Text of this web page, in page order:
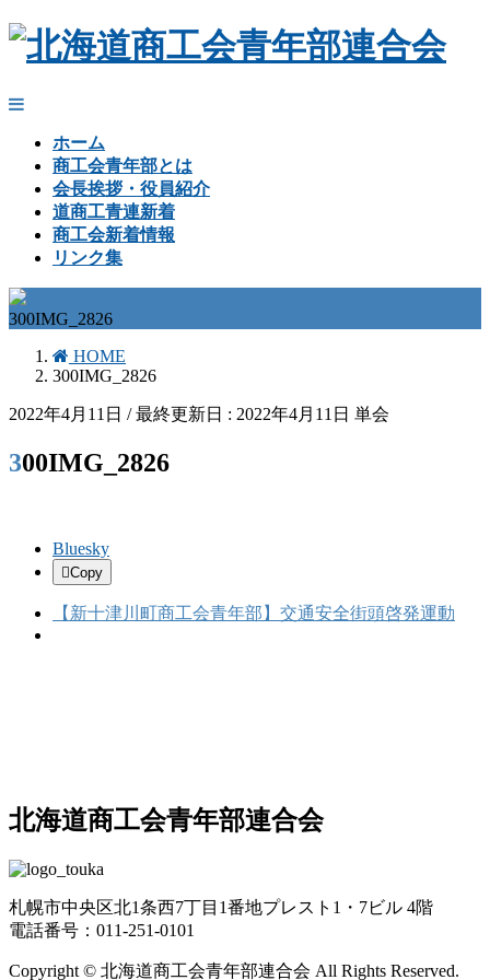
ホーム
商工会青年部とは
会長挨拶・役員紹介
道商工青連新着
商工会新着情報
リンク集
300IMG_2826
HOME
300IMG_2826
2022年4月11日 / 最終更新日 : 2022年4月11日 単会
300IMG_2826
Bluesky
Copy
【新十津川町商工会青年部】交通安全街頭啓発運動
北海道商工会青年部連合会
札幌市中央区北1条西7丁目1番地プレスト1・7ビル 4階
電話番号：011-251-0101
Copyright © 北海道商工会青年部連合会 All Rights Reserved.